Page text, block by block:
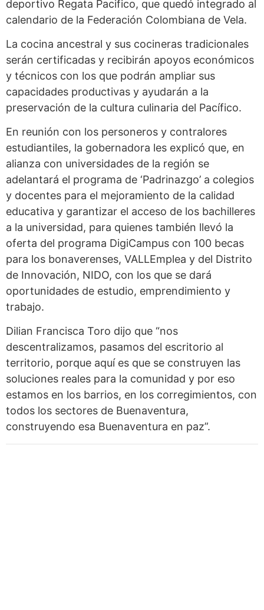
deportivo Regata Pacifico, que quedó integrado al
calendario de la Federación Colombiana de Vela.
La cocina ancestral y sus cocineras tradicionales
serán certificadas y recibirán apoyos económicos
y técnicos con los que podrán ampliar sus
capacidades productivas y ayudarán a la
preservación de la cultura culinaria del Pacífico.
En reunión con los personeros y contralores
estudiantiles, la gobernadora les explicó que, en
alianza con universidades de la región se
adelantará el programa de ‘Padrinazgo’ a colegios
y docentes para el mejoramiento de la calidad
educativa y garantizar el acceso de los bachilleres
a la universidad, para quienes también llevó la
oferta del programa DigiCampus con 100 becas
para los bonaverenses, VALLEmplea y del Distrito
de Innovación, NIDO, con los que se dará
oportunidades de estudio, emprendimiento y
trabajo.
Dilian Francisca Toro dijo que “nos
descentralizamos, pasamos del escritorio al
territorio, porque aquí es que se construyen las
soluciones reales para la comunidad y por eso
estamos en los barrios, en los corregimientos, con
todos los sectores de Buenaventura,
construyendo esa Buenaventura en paz”.